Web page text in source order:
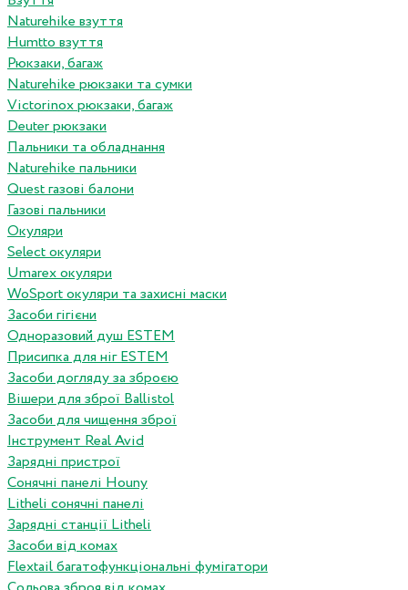
Naturehike взуття
Humtto взуття
Рюкзаки, багаж
Naturehike рюкзаки та сумки
Victorinox рюкзаки, багаж
Deuter рюкзаки
Пальники та обладнання
Naturehike пальники
Quest газові балони
Газові пальники
Окуляри
Select окуляри
Umarex окуляри
WoSport окуляри та захисні маски
Засоби гігієни
Одноразовий душ ESTEM
Присипка для ніг ESTEM
Засоби догляду за зброєю
Вішери для зброї Ballistol
Засоби для чищення зброї
Інструмент Real Avid
Зарядні пристрої
Сонячні панелі Houny
Litheli сонячні панелі
Зарядні станції Litheli
Засоби від комах
Flextail багатофункціональні фумігатори